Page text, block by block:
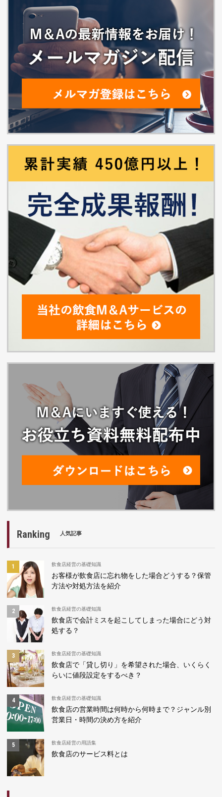
Ranking 人気記事
飲食店経営の基礎知識
お客様が飲食店に忘れ物をした場合どうする？保管
方法や対処方法を紹介
飲食店経営の基礎知識
飲食店で会計ミスを起こしてしまった場合にどう対
処する？
飲食店経営の基礎知識
飲食店で「貸し切り」を希望された場合、いくらく
らいに値段設定をするべき？
飲食店経営の基礎知識
飲食店の営業時間は何時から何時まで？ジャンル別
営業日・時間の決め方を紹介
飲食店経営の用語集
飲食店のサービス料とは